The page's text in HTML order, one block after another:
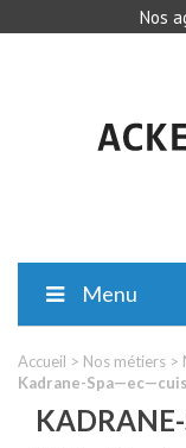
Nos
Menu
Accueil > Nos métiers >
Kadrane-